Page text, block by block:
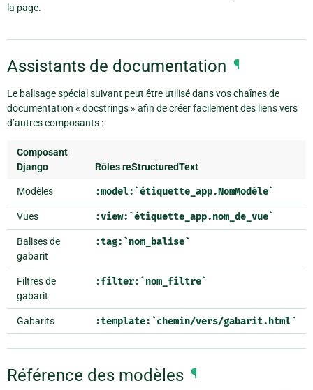
la page.
Assistants de documentation ¶
Le balisage spécial suivant peut être utilisé dans vos chaînes de
documentation « docstrings » afin de créer facilement des liens vers
d’autres composants :
Composant
Django
Rôles reStructuredText
Modèles :model:`étiquette_app.NomModèle`
Vues :view:`étiquette_app.nom_de_vue`
Balises de
gabarit
:tag:`nom_balise`
Filtres de
gabarit
:filter:`nom_filtre`
Gabarits :template:`chemin/vers/gabarit.html`
Référence des modèles ¶